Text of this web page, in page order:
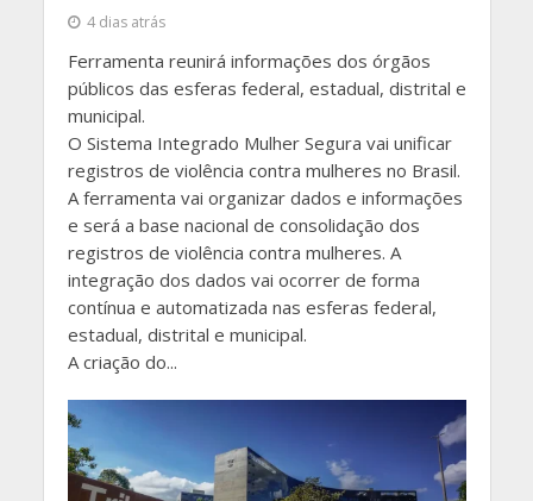
4 dias atrás
Ferramenta reunirá informações dos órgãos
públicos das esferas federal, estadual, distrital e
municipal.
O Sistema Integrado Mulher Segura vai unificar
registros de violência contra mulheres no Brasil.
A ferramenta vai organizar dados e informações
e será a base nacional de consolidação dos
registros de violência contra mulheres. A
integração dos dados vai ocorrer de forma
contínua e automatizada nas esferas federal,
estadual, distrital e municipal.
A criação do...